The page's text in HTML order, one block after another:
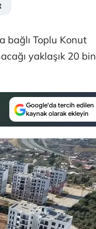
bağlı Toplu Konut
yaklaşık 20 bin
Google'da tercih edilen
kaynak olarak ekleyin